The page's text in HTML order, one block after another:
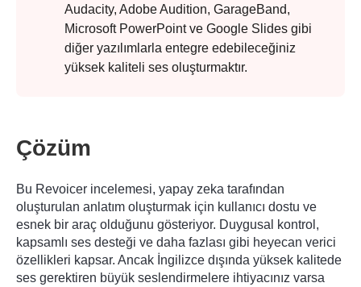
Audacity, Adobe Audition, GarageBand,
Microsoft PowerPoint ve Google Slides gibi
diğer yazılımlarla entegre edebileceğiniz
yüksek kaliteli ses oluşturmaktır.
Çözüm
Bu Revoicer incelemesi, yapay zeka tarafından
oluşturulan anlatım oluşturmak için kullanıcı dostu ve
esnek bir araç olduğunu gösteriyor. Duygusal kontrol,
kapsamlı ses desteği ve daha fazlası gibi heyecan verici
özellikleri kapsar. Ancak İngilizce dışında yüksek kalitede
ses gerektiren büyük seslendirmelere ihtiyacınız varsa